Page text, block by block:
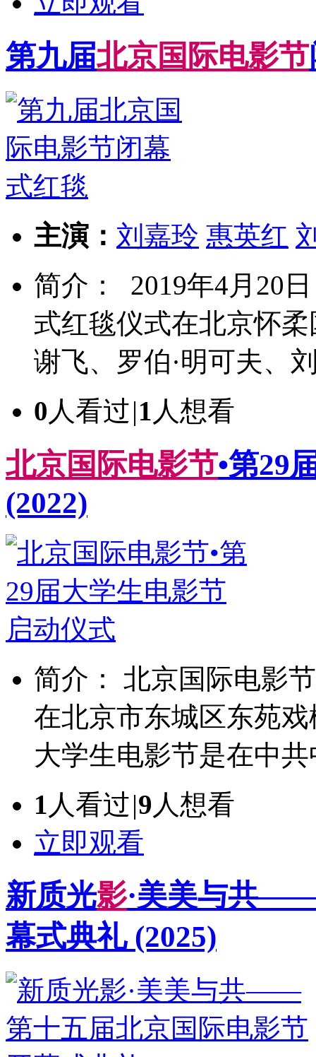
第九届北京国 际电影节
主演： 刘嘉玲 惠英红
简介： 2019年4月20
式红毯仪式在北京怀
谢飞、罗伯·明可夫、
0 人看过|1 人想看
北京国 际电影节•第29
(2022)
简介： 北京国际电影
在北京市东城区东苑
大学生电影节是在中
1 人看过|9 人想看
立即观看
新质光影·美美与共
幕式典礼 (2025)